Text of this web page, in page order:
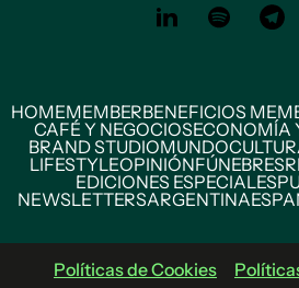
HOMEMEMBERBENEFICIOS
CAFÉ Y NEGOCIOSECONOMÍA
BRAND STUDIOMUNDO
LIFESTYLEOPINIÓNFÚNEBRES
EDICIONES ESPECIALES
NEWSLETTERSARGENTINA
Políticas de Cookies